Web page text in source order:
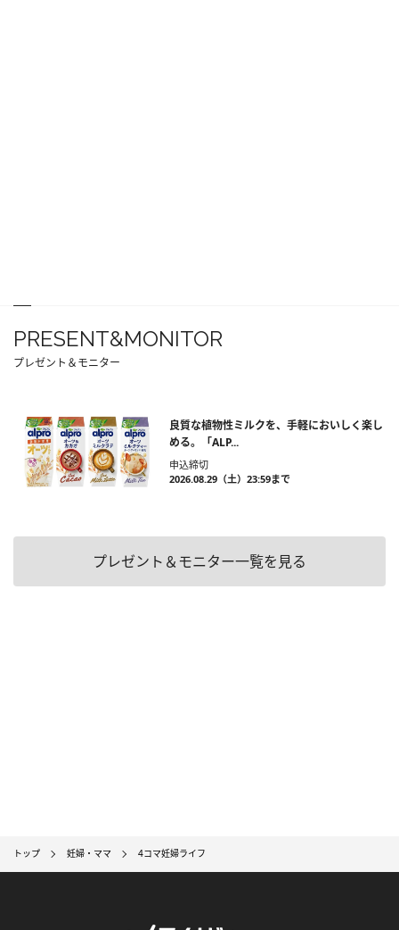
PRESENT&MONITOR
プレゼント＆モニター
良質な植物性ミルクを、手軽においしく楽し
める。「ALP...
申込締切
2026.08.29（土）23:59まで
プレゼント＆モニター一覧を見る
トップ 妊婦・ママ 4コマ妊婦ライフ